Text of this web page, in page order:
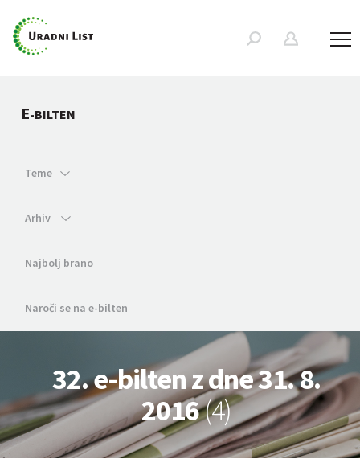
E-BILTEN
Teme
Arhiv
Najbolj brano
Naroči se na e-bilten
32. e-bilten z dne 31. 8.
2016(4)